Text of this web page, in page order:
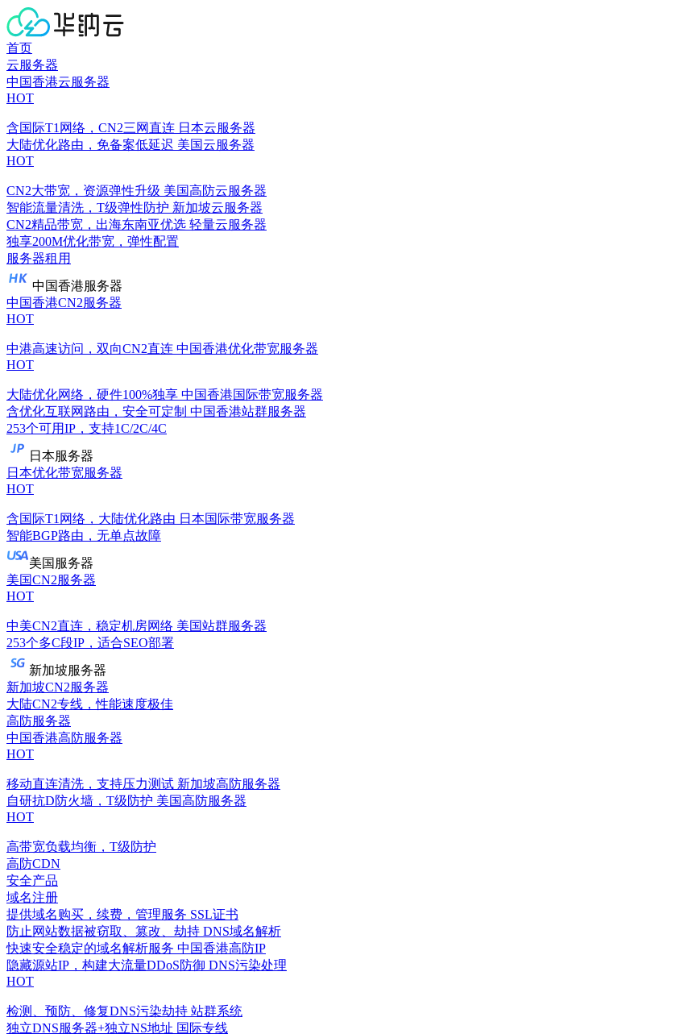
首页
云服务器
中国香港云服务器
HOT
含国际T1网络，CN2三网直连 日本云服务器
大陆优化路由，免备案低延迟 美国云服务器
HOT
CN2大带宽，资源弹性升级 美国高防云服务器
智能流量清洗，T级弹性防护 新加坡云服务器
CN2精品带宽，出海东南亚优选 轻量云服务器
独享200M优化带宽，弹性配置
服务器租用
中国香港服务器
中国香港CN2服务器
HOT
中港高速访问，双向CN2直连 中国香港优化带宽服务器
HOT
大陆优化网络，硬件100%独享 中国香港国际带宽服务器
含优化互联网路由，安全可定制 中国香港站群服务器
253个可用IP，支持1C/2C/4C
日本服务器
日本优化带宽服务器
HOT
含国际T1网络，大陆优化路由 日本国际带宽服务器
智能BGP路由，无单点故障
美国服务器
美国CN2服务器
HOT
中美CN2直连，稳定机房网络 美国站群服务器
253个多C段IP，适合SEO部署
新加坡服务器
新加坡CN2服务器
大陆CN2专线，性能速度极佳
高防服务器
中国香港高防服务器
HOT
移动直连清洗，支持压力测试 新加坡高防服务器
自研抗D防火墙，T级防护 美国高防服务器
HOT
高带宽负载均衡，T级防护
高防CDN
安全产品
域名注册
提供域名购买，续费，管理服务 SSL证书
防止网站数据被窃取、篡改、劫持 DNS域名解析
快速安全稳定的域名解析服务 中国香港高防IP
隐藏源站IP，构建大流量DDoS防御 DNS污染处理
HOT
检测、预防、修复DNS污染劫持 站群系统
独立DNS服务器+独立NS地址 国际专线